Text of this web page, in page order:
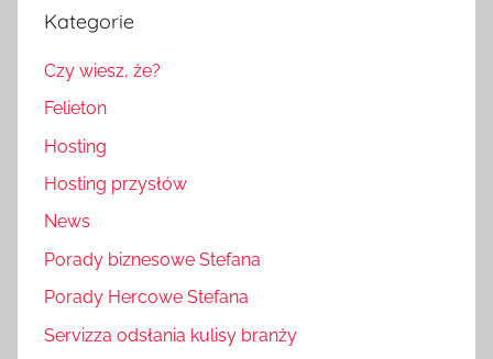
Kategorie
Czy wiesz, że?
Felieton
Hosting
Hosting przysłów
News
Porady biznesowe Stefana
Porady Hercowe Stefana
Servizza odsłania kulisy branży